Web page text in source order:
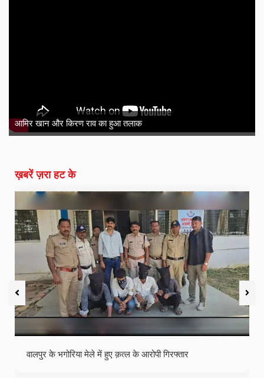
आमिर खान और किरण राव का हुआ तलाक
ख़बरें ज़रा हट के
वालपुर के भगोरिया मेले में हुए क़त्ल के आरोपी गिरफ्तार